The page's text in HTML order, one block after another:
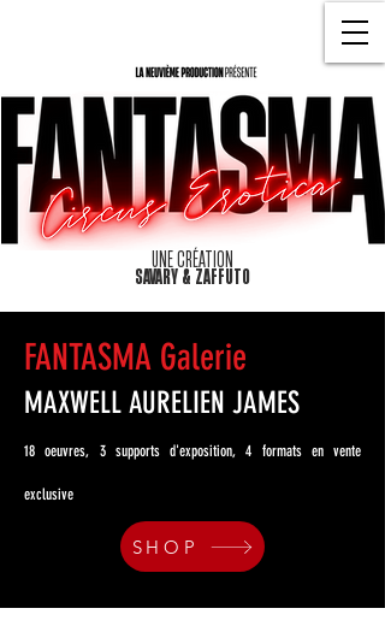
UNE CRÉATION
SAVARY & ZAFFUTO
FANTASMA Galerie
MAXWELL AURELIEN JAMES
18 oeuvres, 3 supports d'exposition, 4 formats en vente
exclusive
SHOP